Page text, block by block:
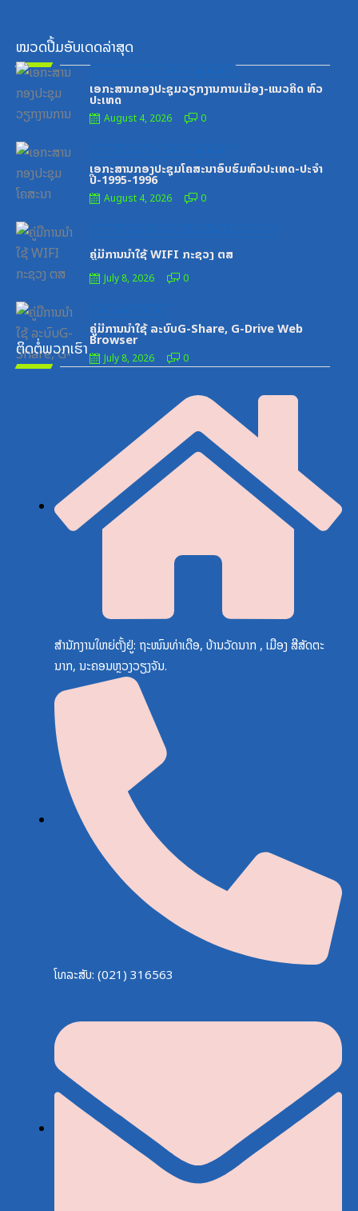
ໝວດປື້ມອັບເດດລ່າສຸດ
ເອກະສານກອງປະຊຸມວຽກງານການເມືອງ-ແນວຄິດ ທົ່ວ
ປະເທດ
on
August 4, 2026 0
ເອກະສານກອງປະຊຸມໂຄສະນາອົບຮົມທົ່ວປະເທດ-ປະຈໍາ
ປີ-1995-1996
on
August 4, 2026 0
ຄູ່ມືການນຳໃຊ້ WIFI ກະຊວງ ຕສ
July 8, 2026 0
ຄູ່ມືການນຳໃຊ້ ລະບົບG-Share, G-Drive Web
Browser
on
July 8, 2026 0
ຕິດຕໍ່ພວກເຮົາ
ສຳນັກງານໃຫຍ່ຕັ້ງຢູ່: ຖະໜົນທ່າເດືອ, ບ້ານວັດນາກ , ເມືອງ ສີສັດຕະ
ນາກ, ນະຄອນຫຼວງວຽງຈັນ.
ໂທລະສັບ: (021) 316563